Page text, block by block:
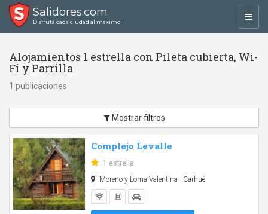
Salidores.com
Disfrutá cada ciudad al máximo
Alojamientos 1 estrella con Pileta cubierta, Wi-
Fi y Parrilla
1 publicaciones
Mostrar filtros
Complejo Levalle
1 estrella
Moreno y Loma Valentina - Carhué